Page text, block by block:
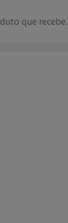
que recebe.